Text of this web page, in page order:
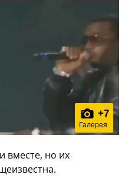
+7
Галерея
вместе, но их